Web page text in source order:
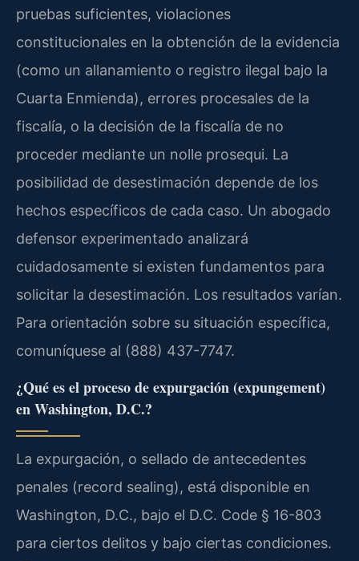
pruebas suficientes, violaciones
constitucionales en la obtención de la evidencia
(como un allanamiento o registro ilegal bajo la
Cuarta Enmienda), errores procesales de la
fiscalía, o la decisión de la fiscalía de no
proceder mediante un nolle prosequi. La
posibilidad de desestimación depende de los
hechos específicos de cada caso. Un abogado
defensor experimentado analizará
cuidadosamente si existen fundamentos para
solicitar la desestimación. Los resultados varían.
Para orientación sobre su situación específica,
comuníquese al (888) 437-7747.
¿Qué es el proceso de expurgación (expungement)
en Washington, D.C.?
La expurgación, o sellado de antecedentes
penales (record sealing), está disponible en
Washington, D.C., bajo el D.C. Code § 16-803
para ciertos delitos y bajo ciertas condiciones.